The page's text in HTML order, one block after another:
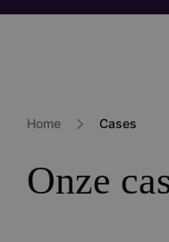
Skip
Home Cases
Onze